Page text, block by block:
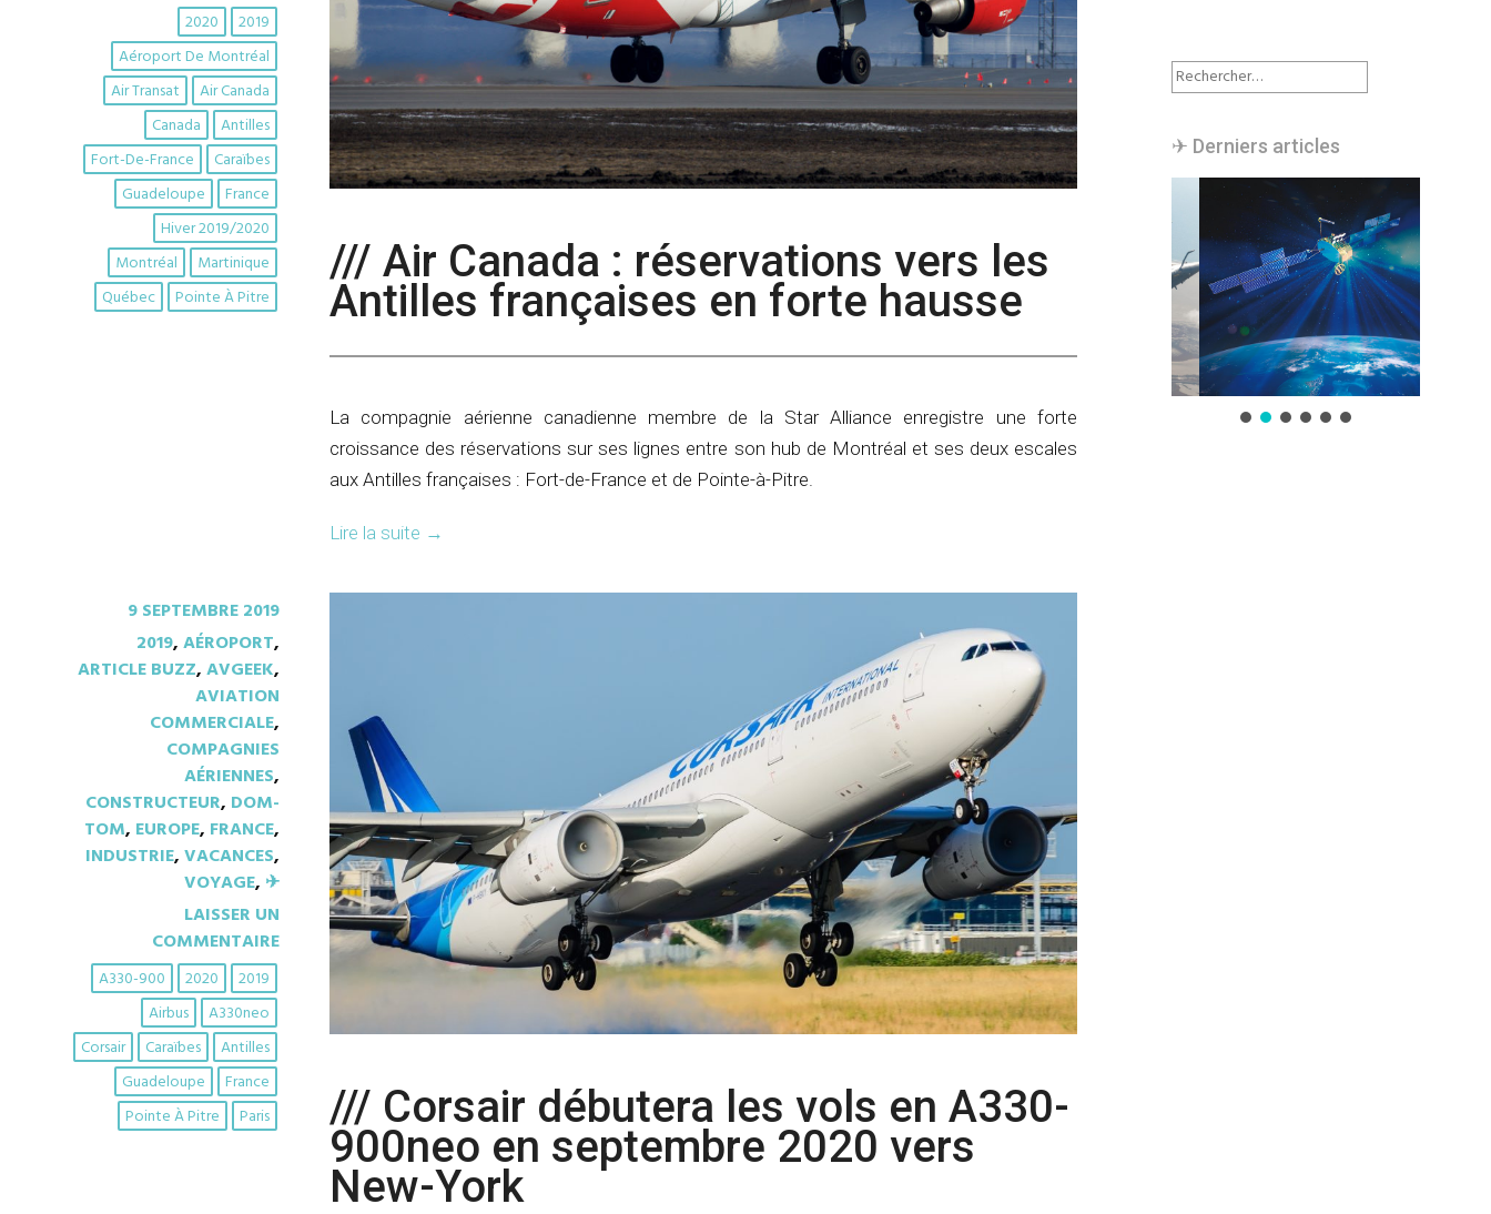
2019
2020
Aéroport De Montréal
Air Canada
Air Transat
Antilles
Canada
Caraïbes
Fort-De-France
France
Guadeloupe
Hiver 2019/2020
Martinique
Montréal
Pointe À Pitre
Québec
/// Air Canada : réservations vers les
Antilles françaises en forte hausse
La compagnie aérienne canadienne membre de la Star Alliance enregistre une forte
croissance des réservations sur ses lignes entre son hub de Montréal et ses deux escales
aux Antilles françaises : Fort-de-France et de Pointe-à-Pitre.
Lire la suite →
9 SEPTEMBRE 2019
2019,AÉROPORT,
ARTICLE BUZZ,AVGEEK,
AVIATION
COMMERCIALE,
COMPAGNIES
AÉRIENNES,
CONSTRUCTEUR, DOM-
TOM, EUROPE, FRANCE,
INDUSTRIE,VACANCES,
VOYAGE, ✈︎
LAISSER UN
COMMENTAIRE
2019
2020
A330-900
A330neo
Airbus
Antilles
Caraïbes
Corsair
France
Guadeloupe
Paris
Pointe À Pitre /// Corsair débutera les vols en A330-
900neo en septembre 2020 vers
New-York
Rechercher :
✈︎ Derniers articles